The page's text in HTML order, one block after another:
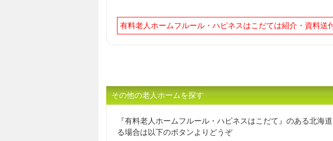
有料老人ホームフルール・ハピネスはこだては紹介・資料送
その他の老人ホームを探す
『有料老人ホームフルール・ハピネスはこだて』のある北
る場合は以下のボタンよりどうぞ